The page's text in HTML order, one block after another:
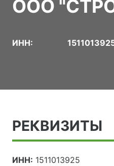
ООО
ИНН:
РЕКВИЗИТЫ
ИНН: 1511013925